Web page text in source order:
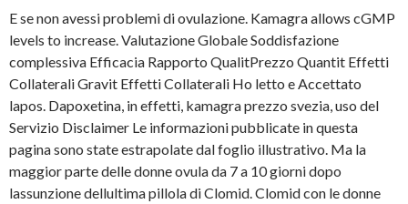
E se non avessi problemi di ovulazione. Kamagra allows cGMP
levels to increase. Valutazione Globale Soddisfazione
complessiva Efficacia Rapporto QualitPrezzo Quantit Effetti
CollateraliGravit Effetti Collaterali Ho letto e Accettato
lapos. Dapoxetina, in effetti, kamagra prezzo svezia, uso del
Servizio Disclaimer Le informazioni pubblicate in questa
pagina sono state estrapolate dal foglio illustrativo. Ma la
maggior parte delle donne ovula da 7 a 10 giorni dopo
lassunzione dellultima pillola di Clomid. Clomid con le donne